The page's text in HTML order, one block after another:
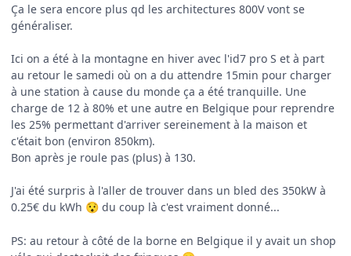
Ça le sera encore plus qd les architectures 800V vont se
généraliser.
Ici on a été à la montagne en hiver avec l'id7 pro S et à part
au retour le samedi où on a du attendre 15min pour charger
à une station à cause du monde ça a été tranquille. Une
charge de 12 à 80% et une autre en Belgique pour reprendre
les 25% permettant d'arriver sereinement à la maison et
c'était bon (environ 850km).
Bon après je roule pas (plus) à 130.
J'ai été surpris à l'aller de trouver dans un bled des 350kW à
0.25€ du kWh 😯 du coup là c'est vraiment donné...
PS: au retour à côté de la borne en Belgique il y avait un shop